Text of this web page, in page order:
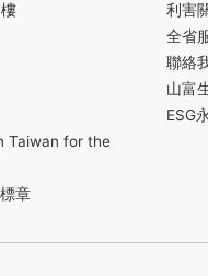
Taiwan for the
章
利害
全省
聯絡
山富
ESG